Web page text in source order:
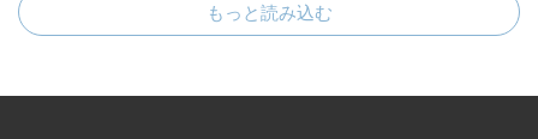
もっと読み込む